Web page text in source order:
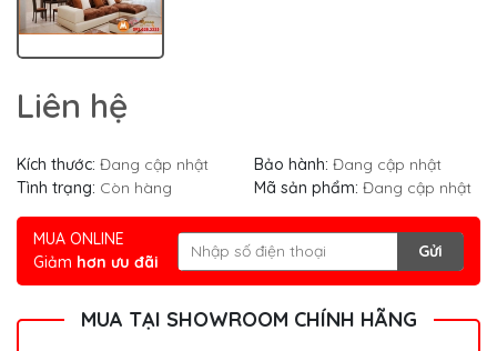
Liên hệ
Kích thước: Đang cập nhật Bảo hành: Đang cập nhật
Tình trạng: Còn hàng Mã sản phẩm: Đang cập nhật
MUA ONLINE
Giảm hơn ưu đãi
Gửi
MUA TẠI SHOWROOM CHÍNH HÃNG